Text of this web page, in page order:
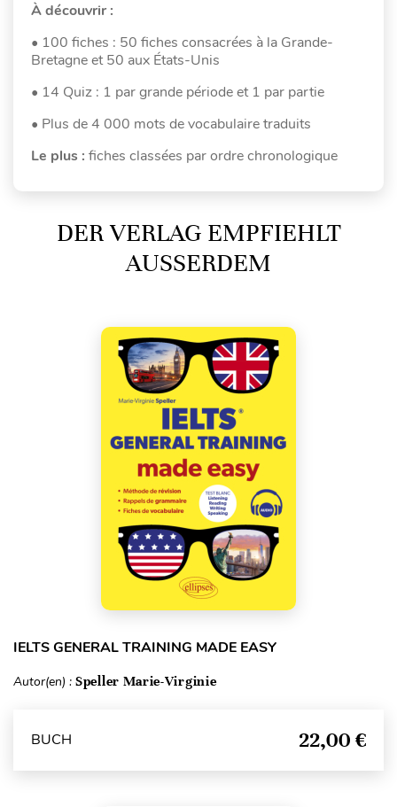
À découvrir :
• 100 fiches : 50 fiches consacrées à la Grande-
Bretagne et 50 aux États-Unis
• 14 Quiz : 1 par grande période et 1 par partie
• Plus de 4 000 mots de vocabulaire traduits
Le plus : fiches classées par ordre chronologique
DER VERLAG EMPFIEHLT
AUSSERDEM
IELTS GENERAL TRAINING MADE EASY
Autor(en) : Speller Marie-Virginie
BUCH 22,00 €